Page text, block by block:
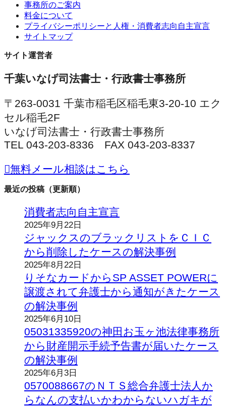
事務所のご案内
料金について
プライバシーポリシーと人権・消費者志向自主宣言
サイトマップ
サイト運営者
千葉いなげ司法書士・行政書士事務所
〒263-0031 千葉市稲毛区稲毛東3-20-10 エク
セル稲毛2F
いなげ司法書士・行政書士事務所
TEL 043-203-8336 FAX 043-203-8337
無料メール相談はこちら
最近の投稿（更新順）
消費者志向自主宣言
2025年9月22日
ジャックスのブラックリストをＣＩＣ
から削除したケースの解決事例
2025年8月22日
りそなカードからSP ASSET POWERに
譲渡されて弁護士から通知がきたケース
の解決事例
2025年6月10日
05031335920の神田お玉ヶ池法律事務所
から財産開示手続予告書が届いたケース
の解決事例
2025年6月3日
0570088667のＮＴＳ総合弁護士法人か
らなんの支払いかわからないハガキが